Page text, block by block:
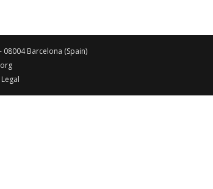
Barcelona (Spain)